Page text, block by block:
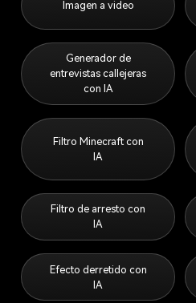
Imagen a video
Generador de
entrevistas callejeras
con IA
Filtro Minecraft con
IA
Filtro de arresto con
IA
Efecto derretido con
IA